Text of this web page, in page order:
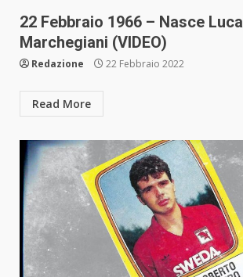
22 Febbraio 1966 – Nasce Luca
Marchegiani (VIDEO)
Redazione 22 Febbraio 2022
Read More